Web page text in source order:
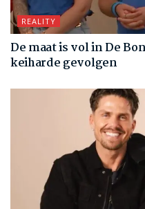
REALITY
De maat is vol in De
keiharde gevolgen